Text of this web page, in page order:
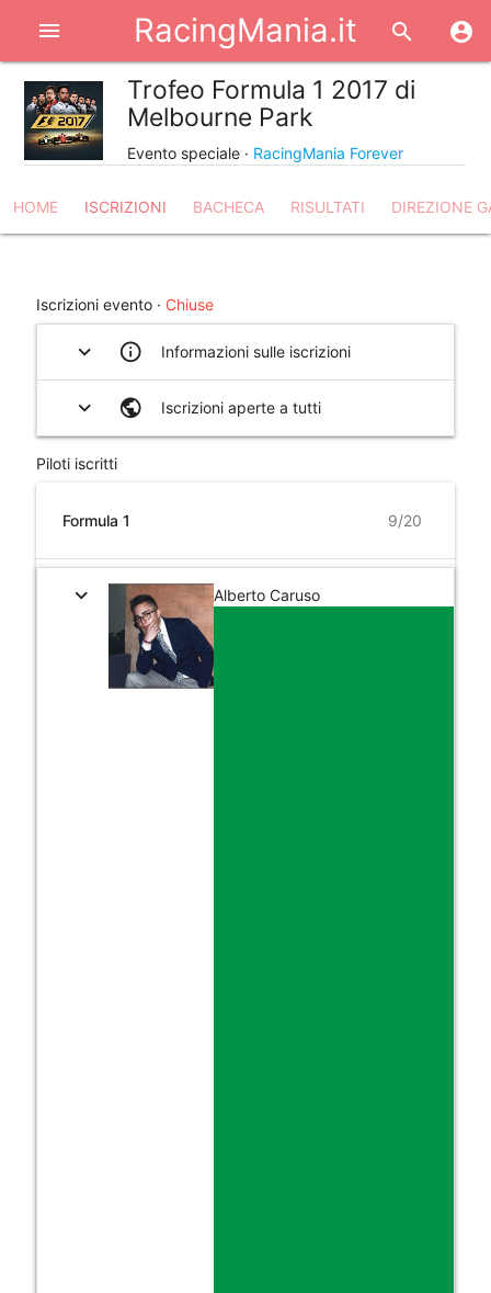
menu RacingMania.it search account_circle
Trofeo Formula 1 2017 di
Melbourne Park
Evento speciale · RacingMania Forever
HOME ISCRIZIONI BACHECA RISULTATI DIREZIONE
Iscrizioni evento · Chiuse
expand_more info_outline Informazioni sulle iscrizioni
expand_more public Iscrizioni aperte a tutti
Piloti iscritti
Formula 1
expand_more Alberto Caruso